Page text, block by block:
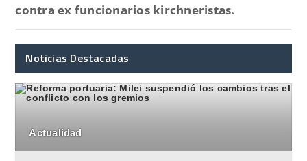
contra ex funcionarios kirchneristas.
Noticias Destacadas
Actualidad